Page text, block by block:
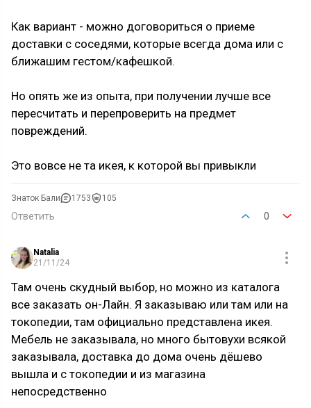
Как вариант - можно договориться о приеме
доставки с соседями, которые всегда дома или с
ближашим гестом/кафешкой.
Но опять же из опыта, при получении лучше все
пересчитать и перепроверить на предмет
повреждений.
Это вовсе не та икея, к которой вы привыкли
Знаток Бали 1753 105
Ответить 0
Natalia
21/11/24
Там очень скудный выбор, но можно из каталога
все заказать он-Лайн. Я заказываю или там или на
токопедии, там официально представлена икея.
Мебель не заказывала, но много бытовухи всякой
заказывала, доставка до дома очень дёшево
вышла и с токопедии и из магазина
непосредственно